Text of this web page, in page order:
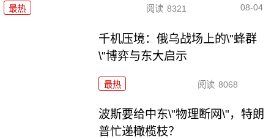
最热 阅读 8321 08-04
千机压境：俄乌战场上的\"蜂群
\"博弈与东大启示
最热 阅读 8068
波斯要给中东\"物理断网\"，特朗
普忙递橄榄枝？